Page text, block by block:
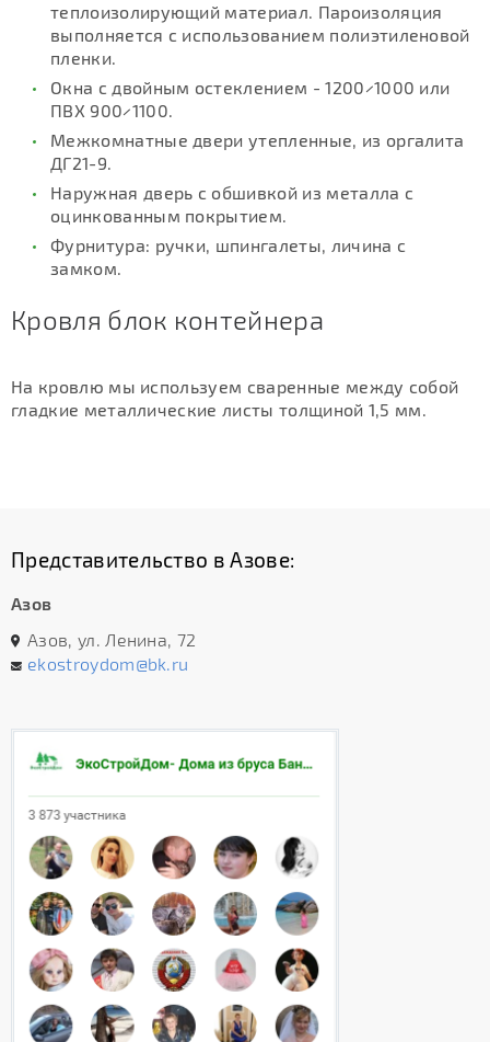
теплоизолирующий материал. Пароизоляция
выполняется с использованием полиэтиленовой
пленки.
Окна с двойным остеклением - 1200×1000 или
ПВХ 900×1100.
Межкомнатные двери утепленные, из оргалита
ДГ21-9.
Наружная дверь с обшивкой из металла с
оцинкованным покрытием.
Фурнитура: ручки, шпингалеты, личина с
замком.
Кровля блок контейнера
На кровлю мы используем сваренные между собой
гладкие металлические листы толщиной 1,5 мм.
Представительство в Азове:
Азов
Азов, ул. Ленина, 72
ekostroydom@bk.ru